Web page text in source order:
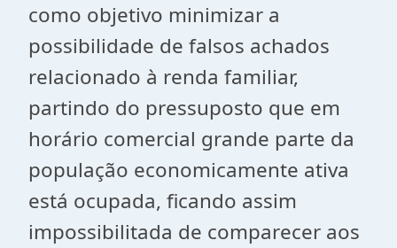
como objetivo minimizar a
possibilidade de falsos achados
relacionado à renda familiar,
partindo do pressuposto que em
horário comercial grande parte da
população economicamente ativa
está ocupada, ficando assim
impossibilitada de comparecer aos